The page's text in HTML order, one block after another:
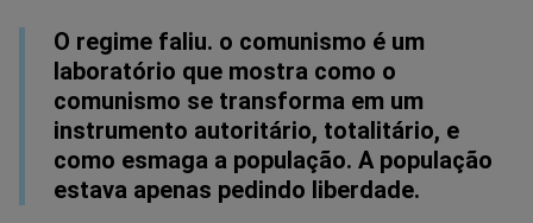
O regime faliu. o comunismo é um
laboratório que mostra como o
comunismo se transforma em um
instrumento autoritário, totalitário, e
como esmaga a população. A população
estava apenas pedindo liberdade.